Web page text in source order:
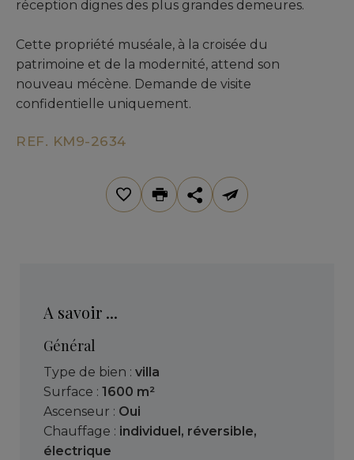
réception dignes des plus grandes demeures.
Cette propriété muséale, à la croisée du
patrimoine et de la modernité, attend son
nouveau mécène. Demande de visite
confidentielle uniquement.
REF. KM9-2634
A savoir ...
Général
Type de bien : villa
Surface : 1600 m²
Ascenseur : Oui
Chauffage : individuel , réversible,
électrique